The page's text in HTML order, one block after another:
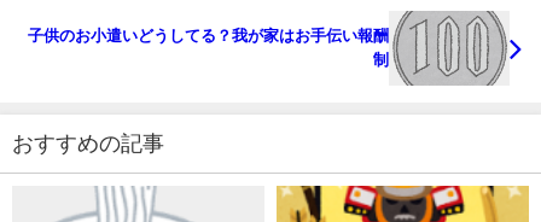
子供のお小遣いどうしてる？我が家はお手伝い報酬
制
おすすめの記事